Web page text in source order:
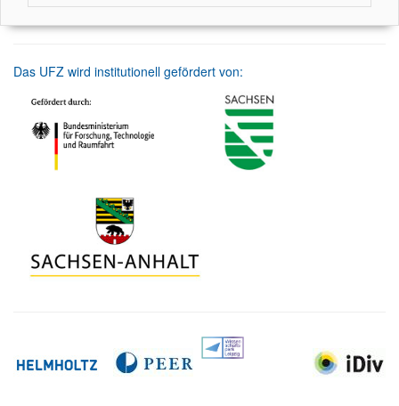
Das UFZ wird institutionell gefördert von: